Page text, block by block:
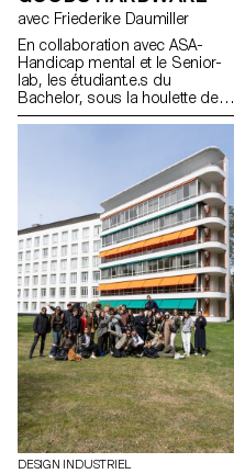
avec Friederike Daumiller
En collaboration avec ASA-
Handicap mental et le Senior-
lab, les étudiant.e.s du
Bachelor, sous la houlette de la
designer Friederike Daumiller,
pièces de fermeture et de
systèmes de fixation pour
vêtements, sacs et accessoires
à porter qui facilitent leur
utilisation, contribuant ainsi à
les rendre plus universels et
inclusifs.
DESIGN INDUSTRIEL